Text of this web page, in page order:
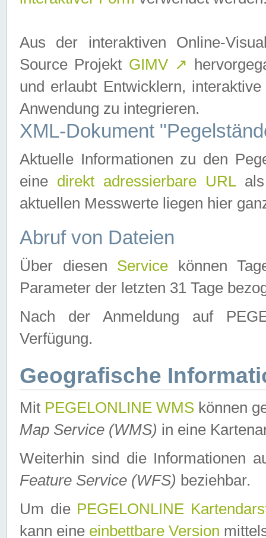
Aus der interaktiven Online-
Source Projekt GIMV ↗
und erlaubt Entwicklern,
Anwendung zu integrieren.
XML-Dokument
Aktuelle Informationen zu den
eine direkt adressierbare URLals
aktuellen Messwerte liegen hier
Abruf von Dateien
Über diesen Service können
Parameter der letzten 31 Tage
Nach der Anmeldung auf
Verfügung.
Geografische
Mit PEGELONLINE WMS können
Map Service (WMS) in eine
Weiterhin sind die Informationen
Feature Service (WFS) beziehbar.
Um die PEGELONLINE
kann eine einbettbare Version